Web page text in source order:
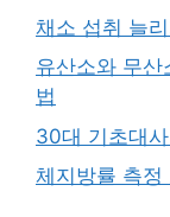
채소 섭취 늘
유산소와 무
법
30대 기초대
체지방률 측정